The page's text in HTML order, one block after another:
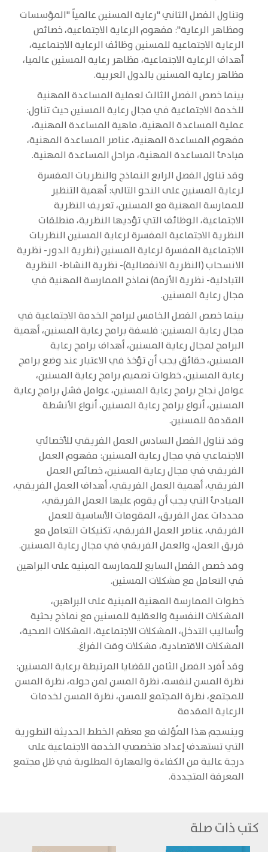
وتناول الفصل الثاني "رعاية المسنين عالمياً "المؤسسات
ومظاهر الرعاية": مفهوم الرعاية الاجتماعية، خصائص
الرعاية الاجتماعية للمسنين وظائف الرعاية الاجتماعية،
أهداف الرعاية الاجتماعية، مظاهر رعاية المسنين عالميا،
مظاهر رعاية المسنين بالدول العربية.
بينما خصص الفصل الثالث لعملية المساعدة المهنية
للخدمة الاجتماعية في مجال رعاية المسنين حيث تناول:
عملية المساعدة المهنية، ماهية المساعدة المهنية،
مفهوم المساعدة المهنية، عناصر المساعدة المهنية،
مبادئ المساعدة المهنية، مراحل المساعدة المهنية.
وقد تناول الفصل الرابع النماذج والنظريات المفسرة
لرعاية المسنين على النحو التالي: أهمية التنظير
للممارسة المهنية مع المسنين، تعريف النظرية
الاجتماعية، الوظائف التي تؤديها النظرية، منطلقات
النظرية الاجتماعية المفسرة لرعاية المسنين النظريات
الاجتماعية المفسرة لرعاية المسنين (نظرية الدور- نظرية
الانسحاب (النظرية الانفصالية)- نظرية النشاط- النظرية
التبادلية- نظرية الأزمة) نماذج الممارسة المهنية في
مجال رعاية المسنين.
بينما خصص الفصل الخامس لبرامج الخدمة الاجتماعية في
مجال رعاية المسنين: فلسفة برامج رعاية المسنين، أهمية
البرامج لمجال رعاية المسنين، أهداف برامج رعاية
المسنين، حقائق يجب أن تؤخذ في الاعتبار عند وضع برامج
رعاية المسنين، خطوات تصميم برامج رعاية المسنين،
عوامل نجاح برامج رعاية المسنين، عوامل فشل برامج رعاية
المسنين، أنواع برامج رعاية المسنين، أنواع الأنشطة
المقدمة للمسنين.
وقد تناول الفصل السادس العمل الفريقي للأخصائي
الاجتماعي في مجال رعاية المسنين: مفهوم العمل
الفريقي في مجال رعاية المسنين، خصائص العمل
الفريقي، أهمية العمل الفريقي، أهداف العمل الفريقي،
المبادئ التي يجب أن يقوم عليها العمل الفريقي،
محددات عمل الفريق، المقومات الأساسية للعمل
الفريقي، عناصر العمل الفريقي، تكنيكات التعامل مع
فريق العمل، والعمل الفريقي في مجال رعاية المسنين.
وقد خصص الفصل السابع للممارسة المبنية على البراهين
في التعامل مع مشكلات المسنين.
خطوات الممارسة المهنية المبنية على البراهين،
المشكلات النفسية والعقلية للمسنين مع نماذج بحثية
وأساليب التدخل، المشكلات الاجتماعية، المشكلات الصحية،
المشكلات الاقتصادية، مشكلات وقت الفراغ.
وقد أفرد الفصل الثامن للقضايا المرتبطة برعاية المسنين:
نظرة المسن لنفسه، نظرة المسن لمن حوله، نظرة المسن
للمجتمع، نظرة المجتمع للمسن، نظرة المسن لخدمات
الرعاية المقدمة
وينسجم هذا المُؤلف مع معظم الخطط الحديثة التطورية
التي تستهدف إعداد متخصصي الخدمة الاجتماعية على
درجة عالية من الكفاءة والمهارة المطلوبة في ظل مجتمع
المعرفة المتجددة.
كتب ذات صلة